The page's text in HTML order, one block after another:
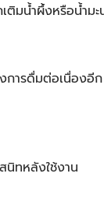
มน้ำผึ้งหรือน้ำม
การดื่มต่อเนื่อง
นิทหลังใช้งาน